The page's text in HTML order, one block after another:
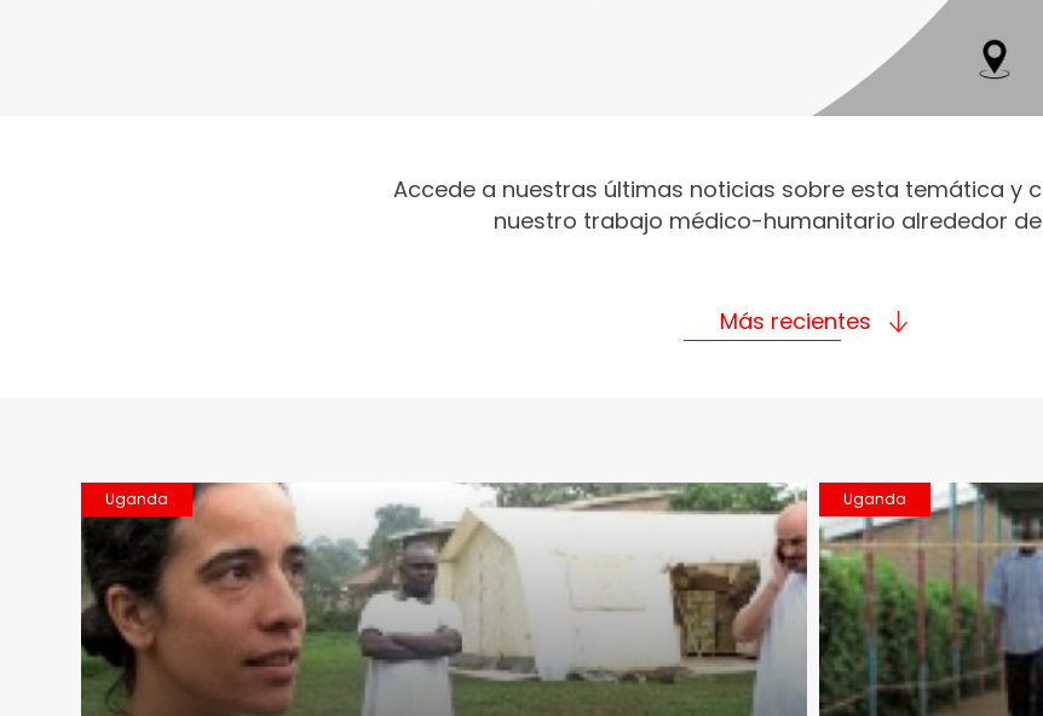
Accede a nuestras últimas noticias sobre esta temática y
nuestro trabajo médico-humanitario alrededor
Más recientes
Uganda Uganda